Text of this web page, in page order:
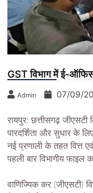
GST विभाग में ई-
Admin 07/09/
रायपुर: छत्तीसगढ़ जीएसटी
पारदर्शिता और सुधार के
नई प्रणाली के तहत वित्त
पहली बार विभागीय फाइल
वाणिज्यिक कर (जीएसटी)